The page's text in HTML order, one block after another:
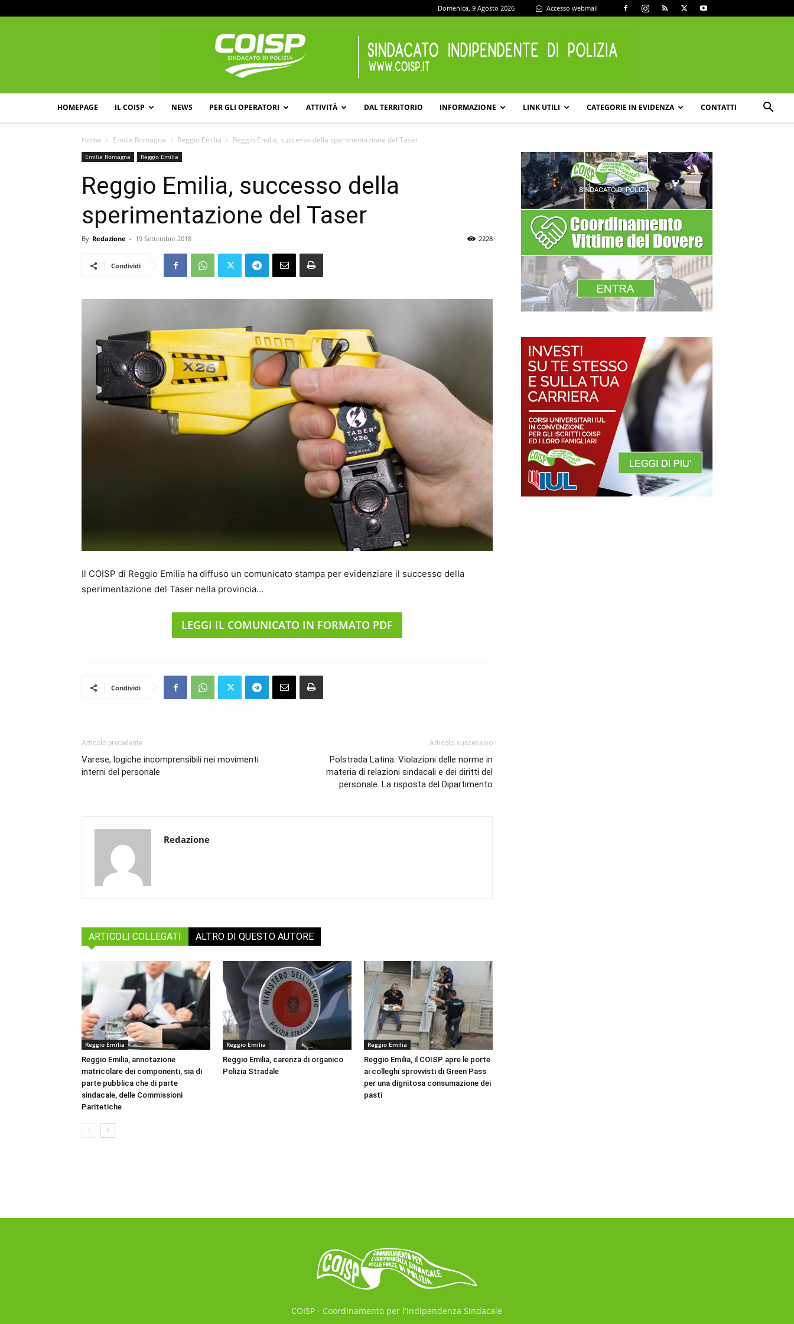
Domenica, 9 Agosto 2026 Accesso webmail
HOMEPAGE IL COISP NEWS PER GLI OPERATORI ATTIVITÀ DAL TERRITORIO INFORMAZIONE LINK UTILI CATEGORIE IN EVIDENZA CONTATTI
Home Emilia Romagna Reggio Emilia Reggio Emilia, successo della sperimentazione del Taser
Emilia Romagna Reggio Emilia
Reggio Emilia, successo della
sperimentazione del Taser
By Redazione - 19 Settembre 2018 2228
Condividi
Il COISP di Reggio Emilia ha diffuso un comunicato stampa per evidenziare il successo della
sperimentazione del Taser nella provincia…
LEGGI IL COMUNICATO IN FORMATO PDF
Condividi
Articolo precedente
Varese, logiche incomprensibili nei movimenti
interni del personale
Articolo successivo
Polstrada Latina. Violazioni delle norme in
materia di relazioni sindacali e dei diritti del
personale. La risposta del Dipartimento
Redazione
ARTICOLI COLLEGATI ALTRO DI QUESTO AUTORE
Reggio Emilia
Reggio Emilia, annotazione
matricolare dei componenti, sia di
parte pubblica che di parte
sindacale, delle Commissioni
Paritetiche
Reggio Emilia
Reggio Emilia, carenza di organico
Polizia Stradale
Reggio Emilia
Reggio Emilia, il COISP apre le porte
ai colleghi sprovvisti di Green Pass
per una dignitosa consumazione dei
pasti
COISP - Coordinamento per l'Indipendenza Sindacale